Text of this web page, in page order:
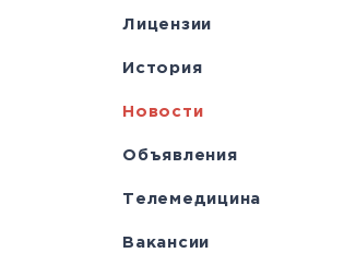
Лицензии
История
Новости
Объявления
Телемедицина
Вакансии